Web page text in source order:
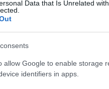
Data that Is Unrelated
allow Google to enable storage
identifiers in apps.
összetétellel újra kapható a